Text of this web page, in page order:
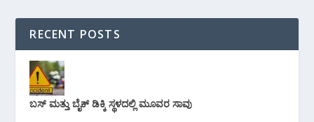
RECENT POSTS
ಬಸ್ ಮತ್ತು ಬೈಕ್ ಡಿಕ್ಕಿ ಸ್ಥಳದಲ್ಲಿ ಮೂವರ ಸಾವು